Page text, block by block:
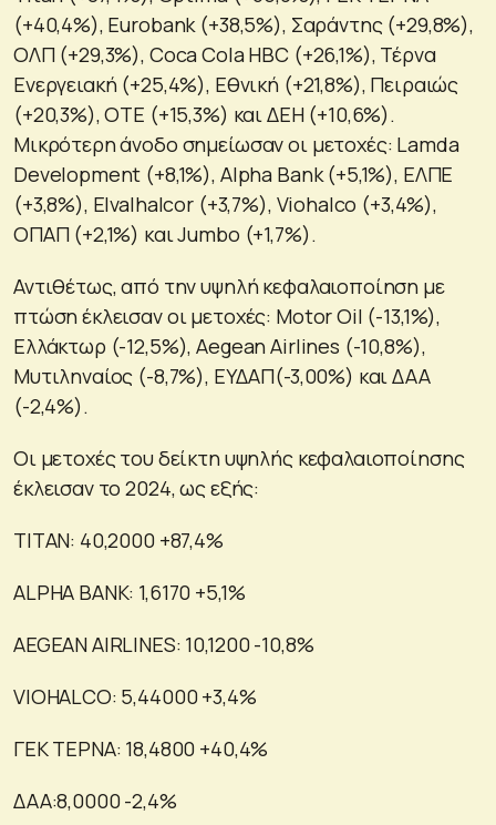
(+40,4%), Eurobank (+38,5%), Σαράντης (+29,8%),
ΟΛΠ (+29,3%), Coca Cola HBC (+26,1%), Τέρνα
Ενεργειακή (+25,4%), Εθνική (+21,8%), Πειραιώς
(+20,3%), ΟΤΕ (+15,3%) και ΔΕΗ (+10,6%).
Μικρότερη άνοδο σημείωσαν οι μετοχές: Lamda
Development (+8,1%), Alpha Bank (+5,1%), ΕΛΠΕ
(+3,8%), Elvalhalcor (+3,7%), Viohalco (+3,4%),
ΟΠΑΠ (+2,1%) και Jumbo (+1,7%).
Αντιθέτως, από την υψηλή κεφαλαιοποίηση με
πτώση έκλεισαν οι μετοχές: Motor Oil (-13,1%),
Ελλάκτωρ (-12,5%), Aegean Airlines (-10,8%),
Μυτιληναίος (-8,7%), ΕΥΔΑΠ(-3,00%) και ΔΑΑ
(-2,4%).
Οι μετοχές του δείκτη υψηλής κεφαλαιοποίησης
έκλεισαν το 2024, ως εξής:
ΤΙΤΑΝ: 40,2000 +87,4%
ALPHA BANK: 1,6170 +5,1%
AEGEAN AIRLINES: 10,1200 -10,8%
VIOHALCO: 5,44000 +3,4%
ΓΕΚ ΤΕΡΝΑ: 18,4800 +40,4%
ΔΑΑ:8,0000 -2,4%